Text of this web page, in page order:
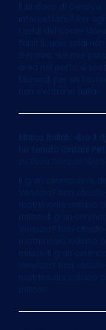
Il sindaco di
intercettate? Per
I soldi del ponte
falsità, quei soldi
Genova: «Le mie
area nel porto si
Morandi per un
non c’entrano nulla»
Marco Balich: «Ero il
ho tenuto lontani
on 13/
Il gran cerimoniere
Venezia? Non
matrimonio indiano
milioni»Il gran
Venezia? Non
matrimonio indiano
milioni»Il gran
Venezia? Non
matrimonio indiano